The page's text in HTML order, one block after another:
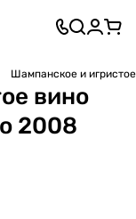
Шампанское и
вино
2008